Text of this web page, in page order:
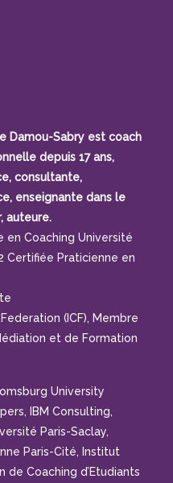
Damou-Sabry est coach
depuis 17 ans,
consultante,
enseignante dans le
auteure.
en Coaching Université
Certifiée Praticienne en
(ICF), Membre
et de Formation
University
IBM Consulting,
Paris-Saclay,
Paris-Cité, Institut
de Coaching d’Etudiants